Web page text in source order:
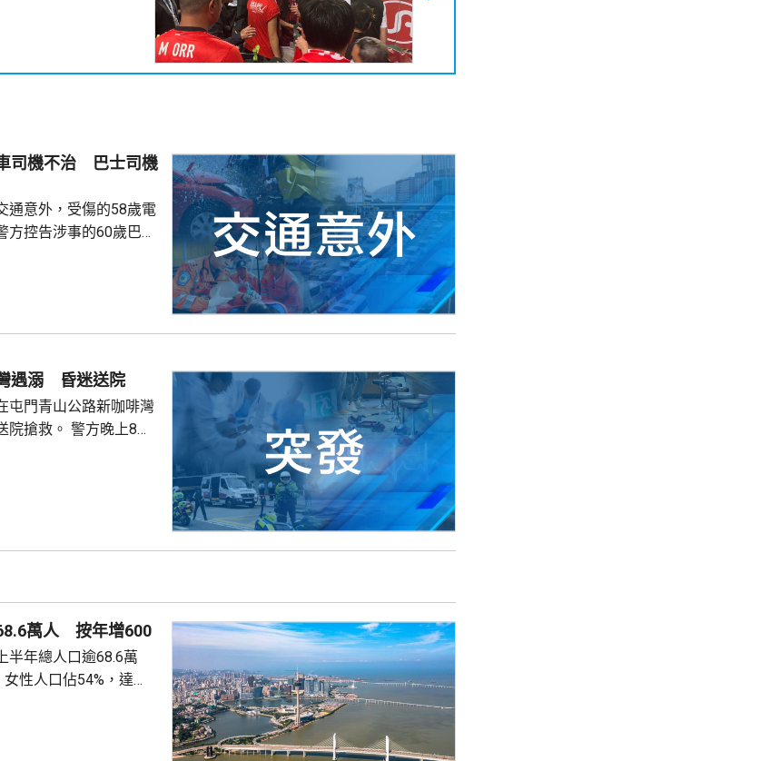
司機不治 巴士司機
通意外，受傷的58歲電
方控告涉事的60歲巴士
行駛，去到近北大嶼
往北大嶼山醫院，延至
。
遇溺 昏迷送院
屯門青山公路新咖啡灣
警方晚上8時
萬人 按年增600
半年總人口逾68.6萬
性人口佔54%，達